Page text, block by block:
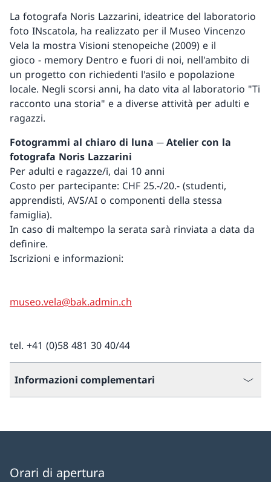
La fotografa Noris Lazzarini, ideatrice del laboratorio
foto INscatola, ha realizzato per il Museo Vincenzo
Vela la mostra Visioni stenopeiche (2009) e il
gioco - memory Dentro e fuori di noi, nell'ambito di
un progetto con richiedenti l'asilo e popolazione
locale. Negli scorsi anni, ha dato vita al laboratorio "Ti
racconto una storia" e a diverse attività per adulti e
ragazzi.
Fotogrammi al chiaro di luna ─ Atelier con la
fotografa Noris Lazzarini
Per adulti e ragazze/i, dai 10 anni
Costo per partecipante: CHF 25.-/20.- (studenti,
apprendisti, AVS/AI o componenti della stessa
famiglia).
In caso di maltempo la serata sarà rinviata a data da
definire.
Iscrizioni e informazioni:
museo.vela@bak.admin.ch
tel. +41 (0)58 481 30 40/44
Informazioni complementari
Orari di apertura